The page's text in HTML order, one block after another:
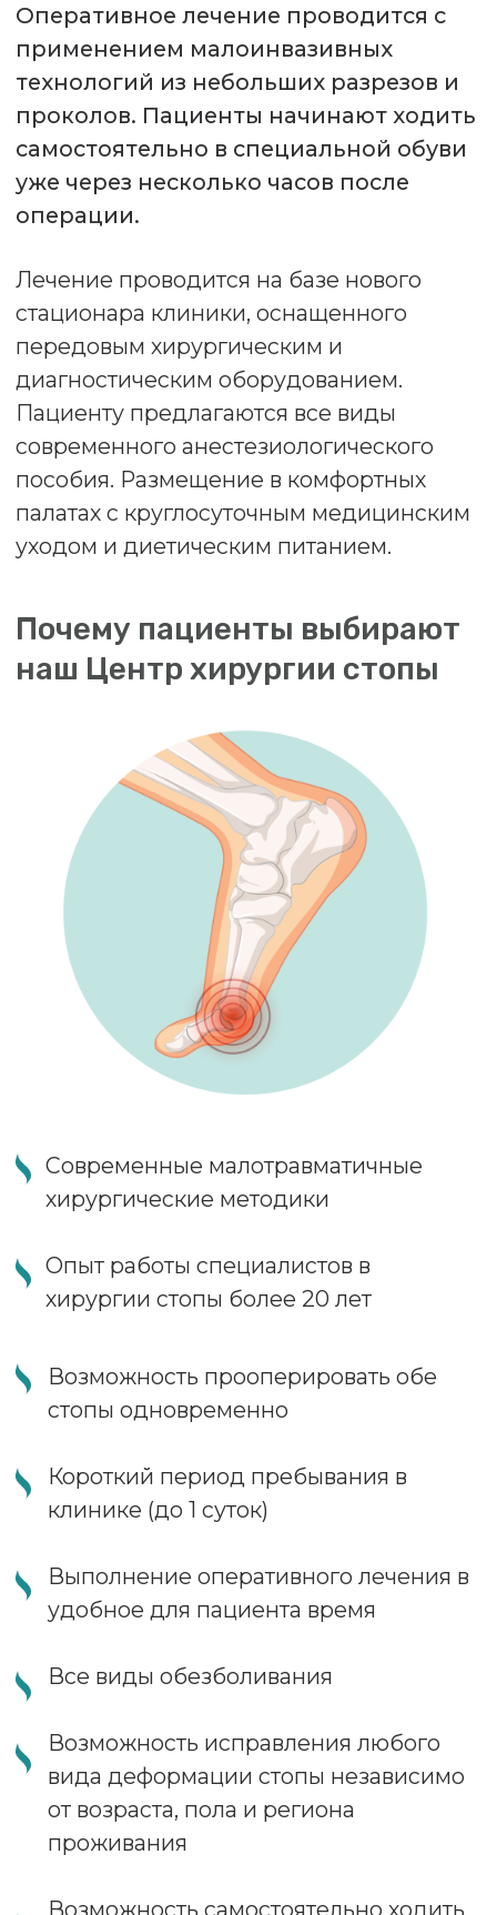
Почему пациенты выбирают
наш Центр хирургии стопы
современного анестезиологического
палатах с круглосуточным медицинским
уходом и диетическим питанием.
Современные малотравматичные
хирургические методики
хирургии стопы более 20 лет
Возможность прооперировать обе
Короткий период пребывания в
клинике (до 1 суток)
Выполнение оперативного лечения в
удобное для пациента время
Все виды обезболивания
Возможность исправления любого
вида деформации стопы независимо
от возраста, пола и региона
проживания
Возможность самостоятельно ходить
через несколько часов после
Короткий период реабилитации без
боли, костылей и гипса
Удобная транспортная доступность
Лечение заболеваний стоп
В нашем Центре, успешно лечатся, не
регионов России и многих зарубежных
стран. В нашем Центре возможно
устаревшим методикам, выполненного в
других лечебных учреждениях (срок
давности выполнения операции не
находиться в одной палате с ребенком.
Артроз первого плюснефалангового
ригидус»)
Вальгусная деформация первого
пальца стопы («халюс вальгус»,